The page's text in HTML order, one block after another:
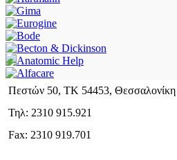
Πεστών 50, ΤΚ 54453, Θεσσαλονίκη
Τηλ: 2310 915.921
Fax: 2310 919.701